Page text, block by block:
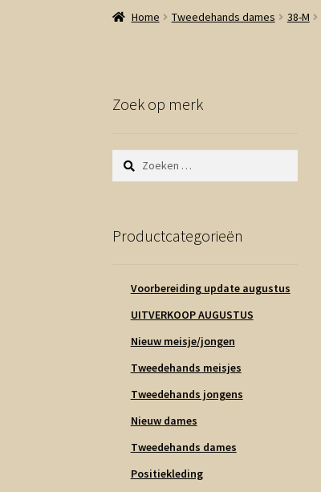
Home Tweedehands dames 38-M
Zoek op merk
Zoeken
naar:
Productcategorieën
Voorbereiding update augustus
UITVERKOOP AUGUSTUS
Nieuw meisje/jongen
Tweedehands meisjes
Tweedehands jongens
Nieuw dames
Tweedehands dames
Positiekleding